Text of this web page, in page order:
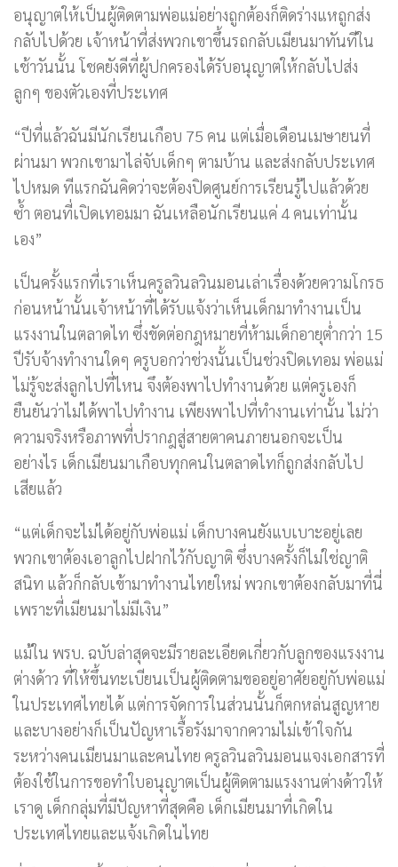
อนุญาตให้เป็นผู้ติดตามพ่อแม่อย่างถูกต้องก็ติดร่างแหถูกส่ง
กลับไปด้วย เจ้าหน้าที่ส่งพวกเขาขึ้นรถกลับเมียนมาทันทีใน
เช้าวันนั้น โชคยังดีที่ผู้ปกครองได้รับอนุญาตให้กลับไปส่ง
ลูกๆ ของตัวเองที่ประเทศ
“ปีที่แล้วฉันมีนักเรียนเกือบ 75 คน แต่เมื่อเดือนเมษายนที่
ผ่านมา พวกเขามาไล่จับเด็กๆ ตามบ้าน และส่งกลับประเทศ
ไปหมด ทีแรกฉันคิดว่าจะต้องปิดศูนย์การเรียนรู้ไปแล้วด้วย
ซ้ำ ตอนที่เปิดเทอมมา ฉันเหลือนักเรียนแค่ 4 คนเท่านั้น
เอง”
เป็นครั้งแรกที่เราเห็นครูลวินลวินมอนเล่าเรื่องด้วยความโกรธ
ก่อนหน้านั้นเจ้าหน้าที่ได้รับแจ้งว่าเห็นเด็กมาทำงานเป็น
แรงงานในตลาดไท ซึ่งขัดต่อกฎหมายที่ห้ามเด็กอายุต่ำกว่า 15
ปีรับจ้างทำงานใดๆ ครูบอกว่าช่วงนั้นเป็นช่วงปิดเทอม พ่อแม่
ไม่รู้จะส่งลูกไปที่ไหน จึงต้องพาไปทำงานด้วย แต่ครูเองก็
ยืนยันว่าไม่ได้พาไปทำงาน เพียงพาไปที่ทำงานเท่านั้น ไม่ว่า
ความจริงหรือภาพที่ปรากฎสู่สายตาคนภายนอกจะเป็น
อย่างไร เด็กเมียนมาเกือบทุกคนในตลาดไทก็ถูกส่งกลับไป
เสียแล้ว
“แต่เด็กจะไม่ได้อยู่กับพ่อแม่ เด็กบางคนยังแบเบาะอยู่เลย
พวกเขาต้องเอาลูกไปฝากไว้กับญาติ ซึ่งบางครั้งก็ไม่ใช่ญาติ
สนิท แล้วก็กลับเข้ามาทำงานไทยใหม่ พวกเขาต้องกลับมาที่นี่
เพราะที่เมียนมาไม่มีเงิน”
แม้ใน พรบ. ฉบับล่าสุดจะมีรายละเอียดเกี่ยวกับลูกของแรงงาน
ต่างด้าว ที่ให้ขึ้นทะเบียนเป็นผู้ติดตามขออยู่อาศัยอยู่กับพ่อแม่
ในประเทศไทยได้ แต่การจัดการในส่วนนั้นก็ตกหล่นสูญหาย
และบางอย่างก็เป็นปัญหาเรื้อรังมาจากความไม่เข้าใจกัน
ระหว่างคนเมียนมาและคนไทย ครูลวินลวินมอนแจงเอกสารที่
ต้องใช้ในการขอทำใบอนุญาตเป็นผู้ติดตามแรงงานต่างด้าวให้
เราดู เด็กกลุ่มที่มีปัญหาที่สุดคือ เด็กเมียนมาที่เกิดใน
ประเทศไทยและแจ้งเกิดในไทย